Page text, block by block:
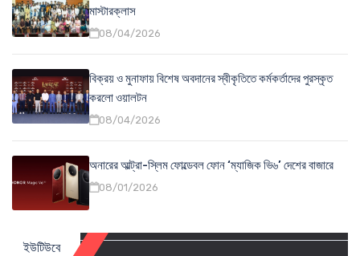
মাস্টারক্লাস
08/04/2026
বিক্রয় ও মুনাফায় বিশেষ অবদানের স্বীকৃতিতে কর্মকর্তাদের পুরস্কৃত
করলো ওয়ালটন
08/04/2026
অনারের আল্ট্রা-স্লিম ফোল্ডেবল ফোন ‘ম্যাজিক ভি৬’ দেশের বাজারে
08/01/2026
ইউটিউবে